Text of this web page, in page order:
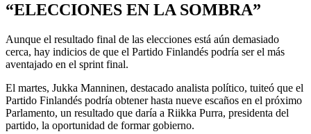
“ELECCIONES EN LA SOMBRA”
Aunque el resultado final de las elecciones está aún demasiado
cerca, hay indicios de que el Partido Finlandés podría ser el más
aventajado en el sprint final.
El martes, Jukka Manninen, destacado analista político, tuiteó que el
Partido Finlandés podría obtener hasta nueve escaños en el próximo
Parlamento, un resultado que daría a Riikka Purra, presidenta del
partido, la oportunidad de formar gobierno.